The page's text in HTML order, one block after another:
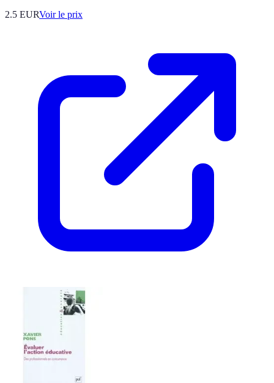
2.5 EURVoir le prix